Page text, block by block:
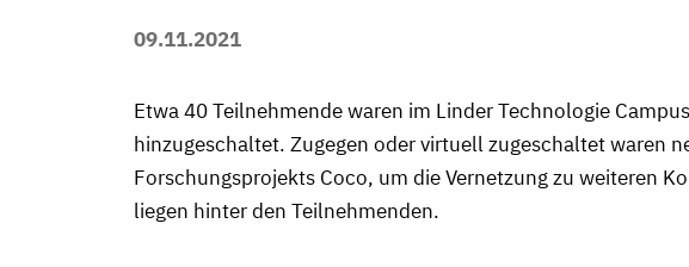
09.11.2021
Etwa 40 Teilnehmende waren im Linder Technologie
hinzugeschaltet. Zugegen oder virtuell zugeschaltet waren
Forschungsprojekts Coco, um die Vernetzung zu weiteren
liegen hinter den Teilnehmenden.